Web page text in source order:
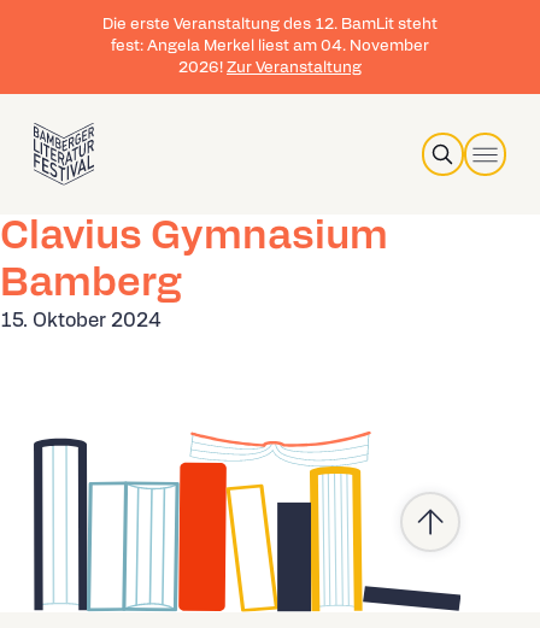
Die erste Veranstaltung des 12. BamLit steht
fest: Angela Merkel liest am 04. November
2026! Zur Veranstaltung
Search
Clavius Gymnasium
Bamberg
15. Oktober 2024